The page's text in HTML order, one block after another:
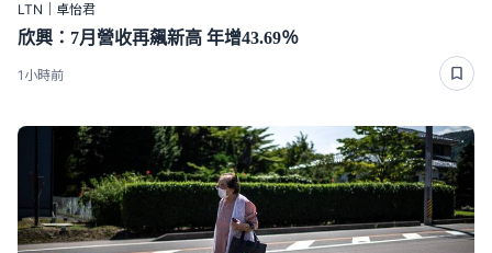
LTN｜卓怡君
欣興：7月營收再飆新高 年增43.69％
1小時前